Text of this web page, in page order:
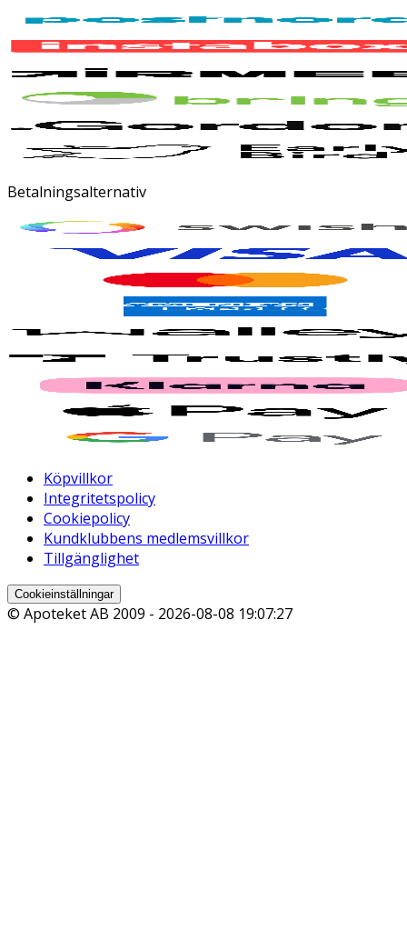
Betalningsalternativ
Köpvillkor
Integritetspolicy
Cookiepolicy
Kundklubbens medlemsvillkor
Tillgänglighet
Cookieinställningar
© Apoteket AB 2009 - 2026-08-08 19:07:27